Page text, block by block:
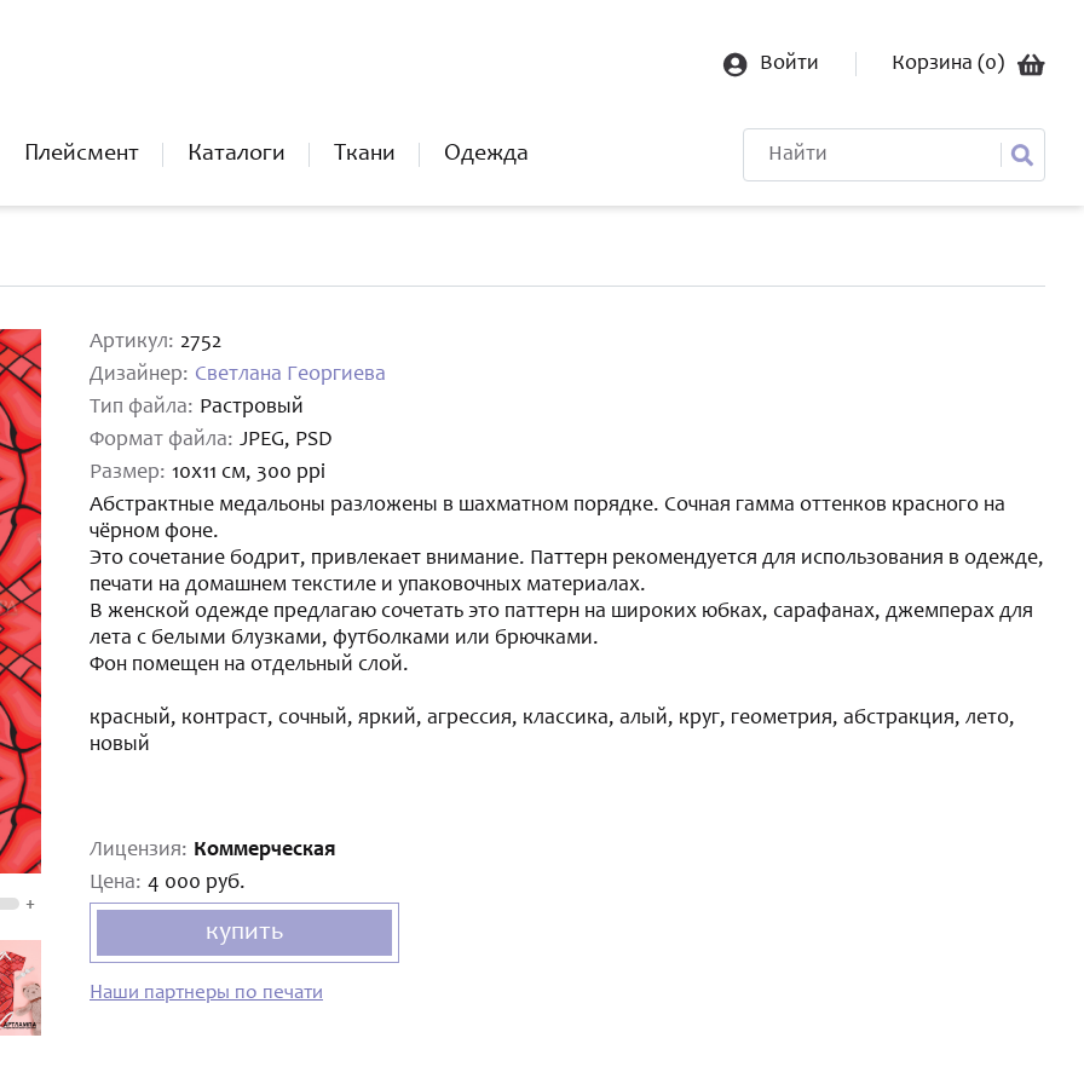
Войти Корзина (0)
Плейсмент Каталоги Ткани Одежда
+
Артикул: 2752
Дизайнер: Светлана Георгиева
Тип файла: Растровый
Формат файла: JPEG, PSD
Размер: 10х11 см, 300 ppi
Абстрактные медальоны разложены в шахматном порядке. Сочная гамма оттенков красного на
чёрном фоне.
Это сочетание бодрит, привлекает внимание. Паттерн рекомендуется для использования в одежде,
печати на домашнем текстиле и упаковочных материалах.
В женской одежде предлагаю сочетать это паттерн на широких юбках, сарафанах, джемперах для
лета с белыми блузками, футболками или брючками.
Фон помещен на отдельный слой.
красный, контраст, сочный, яркий, агрессия, классика, алый, круг, геометрия, абстракция, лето,
новый
Лицензия: Коммерческая
Цена: 4 000 руб.
купить
Наши партнеры по печати